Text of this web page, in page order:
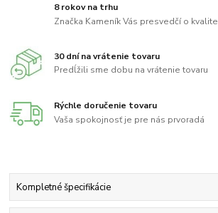
8 rokov na trhu
Značka Kameník Vás presvedčí o kvalite
30 dní na vrátenie tovaru
Predĺžili sme dobu na vrátenie tovaru
Rýchle doručenie tovaru
Vaša spokojnosť je pre nás prvoradá
Kompletné špecifikácie